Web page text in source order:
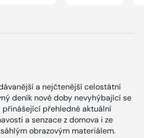
a nejčtenější celostátní
deník nové doby nevyhýbající se
přehledné aktuální
a senzace z domova i ze
obrazovým materiálem.